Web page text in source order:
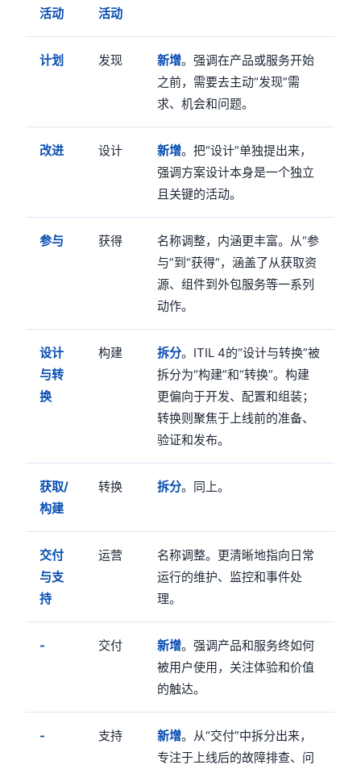
活动
活动
计划 发现 新增。强调在产品或服务开始
之前，需要去主动“发现”需
求、机会和问题。
改进 设计 新增。把“设计”单独提出来，
强调方案设计本身是一个独立
且关键的活动。
参与 获得
名称调整，内涵更丰富。从“参
与”到“获得”，涵盖了从获取资
源、组件到外包服务等一系列
动作。
设计
与转
换
构建 拆分。ITIL 4的“设计与转换”被
拆分为“构建”和“转换”。构建
更偏向于开发、配置和组装；
转换则聚焦于上线前的准备、
验证和发布。
获取/
构建
转换 拆分。同上。
交付
与支
持
运营
名称调整。更清晰地指向日常
运行的维护、监控和事件处
理。
- 交付 新增。强调产品和服务终如何
被用户使用，关注体验和价值
的触达。
- 支持 新增。从“交付”中拆分出来，
专注于上线后的故障排查、问